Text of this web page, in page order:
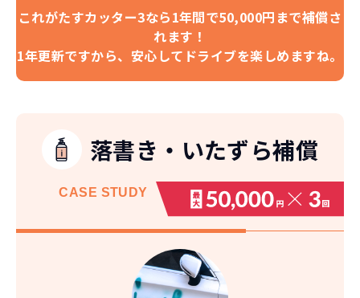
これがたすカッター3なら1年間で50,000円まで補償さ
れます！
1年更新ですから、 安心してドライブを楽しめますね。
落書き・いたずら補償
CASE STUDY